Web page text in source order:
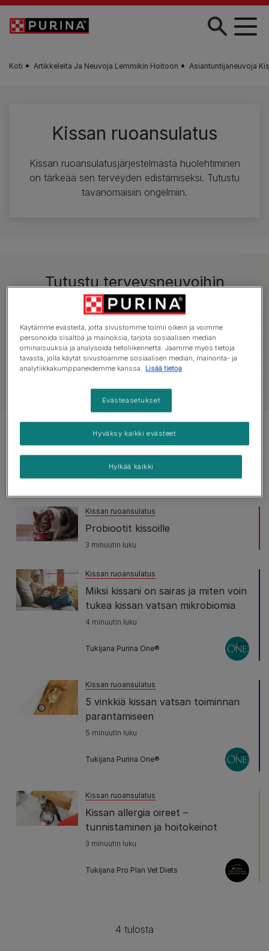
Skip to main content
Koti Artikkeleita Ja Neuvoja Lemmikin Hoitoon Asiantuntijaneuvoja
Kissan ruoansulatus
Kissan ruoansulatusjärjestelmästä huolehtiminen
on tärkeää sen terveyden edistämiseksi. Tutustu
tavanomaisiin ongelmiin.
Tutustu terveysneuvoihin
Kaikki terveyttä koskevat artikkelit
Tulokset 4 of 4 artikkelista
Suositut artikkelit
Kissan ruoansulatus
Probiootit kissoille
3 minuutin luku
Kissan ruoansulatus
Miksi kissani on sairas ja miten voin
tukea kissan vatsan mikrobiomia
4 minuutin luku
Tukijana Purina One®
Kissan ruoansulatus
5 vinkkiä kissan vatsan toiminnan
parantamiseen
5 minuutin luku
Tukijana Purina One®
Kissan ruoansulatus
Kissan allergia oireet –
tunnistaminen ja hoitokeinot
3 minuutin luku
Tukijana Pro Plan Vet Diets
4 tulosta
Käytämme evästeitä, jotta sivustomme toimii oikein ja voimme
personoida sisältöä ja mainoksia, tarjota sosiaalisen median
ominaisuuksia ja analysoida tietoliikennettä. Jaamme myös tietoja
tavasta, jolla käytät sivustoamme sosiaalisen median, mainonta- ja
analytiikkakumppaneidemme kanssa. Lisää tietoa
Evästeasetukset
Hylkää kaikki
Hyväksy kaikki evästeet